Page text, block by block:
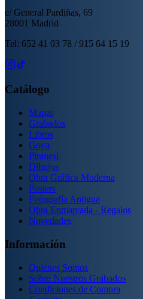
c/ General Pardiñas, 69
28001 Madrid
Tel: 652 41 03 78 / 915 64 15 19
Catálogo
Mapas
Grabados
Libros
Goya
Piranesi
Dibujos
Obra Gráfica Moderna
Posters
Fotografía Antigua
Obra Enmarcada - Regalos
Novedades
Información
Quiénes Somos
Sobre Nuestros Grabados
Condiciones de Compra